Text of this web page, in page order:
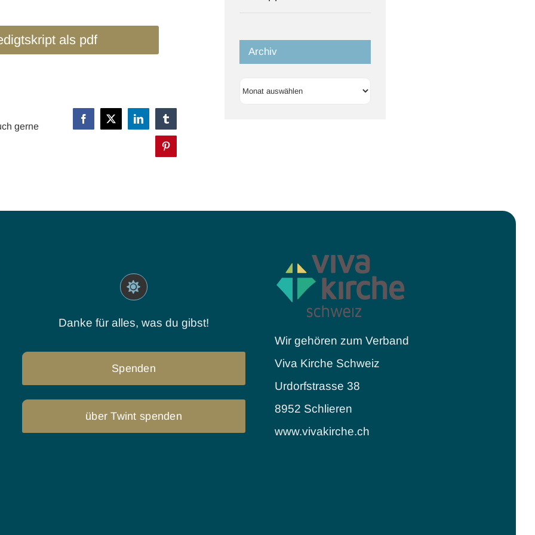
als pdf
gerne
Facebook
X LinkedInTumblr
Pinterest
Archiv
Archiv
Danke für alles, was du gibst!
Spenden
über Twint spenden
Wir gehören zum Verband
Viva Kirche Schweiz
Urdorfstrasse 38
8952 Schlieren
www.vivakirche.ch